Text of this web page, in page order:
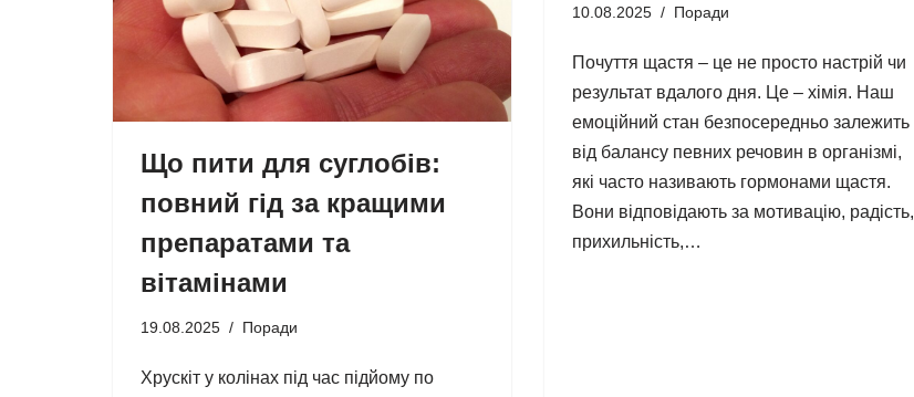
Що пити для суглобів:
повний гід за кращими
препаратами та
вітамінами
19.08.2025 Поради
Хрускіт у колінах під час підйому по
10.08.2025 Поради
Почуття щастя – це не просто настрій чи
результат вдалого дня. Це – хімія. Наш
емоційний стан безпосередньо залежить
від балансу певних речовин в організмі,
які часто називають гормонами щастя.
Вони відповідають за мотивацію, радість,
прихильність,…